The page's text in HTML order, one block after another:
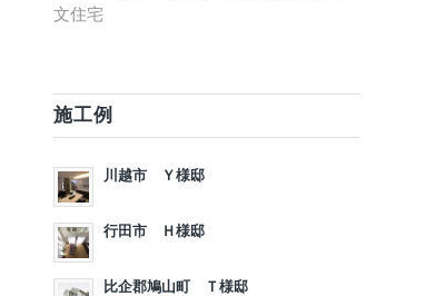
文住宅
施工例
川越市 Ｙ様邸
行田市 Ｈ様邸
比企郡鳩山町 Ｔ様邸